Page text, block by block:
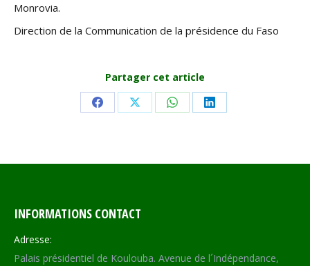
Monrovia.
Direction de la Communication de la présidence du Faso
Partager cet article
Share Share Share Share
INFORMATIONS CONTACT
Adresse:
Palais présidentiel de Koulouba. Avenue de l´Indépendance,